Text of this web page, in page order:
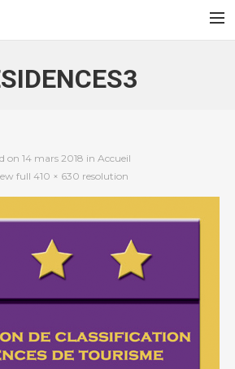
on 14 mars 2018 in Accueil
full 410 × 630 resolution